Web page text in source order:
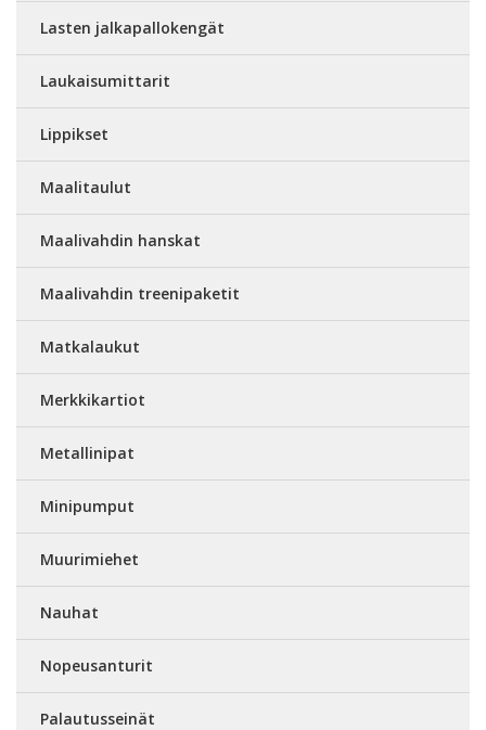
Lasten jalkapallokengät
Laukaisumittarit
Lippikset
Maalitaulut
Maalivahdin hanskat
Maalivahdin treenipaketit
Matkalaukut
Merkkikartiot
Metallinipat
Minipumput
Muurimiehet
Nauhat
Nopeusanturit
Palautusseinät